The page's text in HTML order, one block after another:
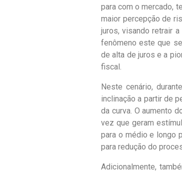
para com o mercado,
maior percepção de
juros, visando retrair
fenômeno este que
de alta de juros e a
fiscal.
Neste cenário,
inclinação a partir de
da curva. O aumento
vez que geram
para o médio e longo
para redução do
Adicionalmente,